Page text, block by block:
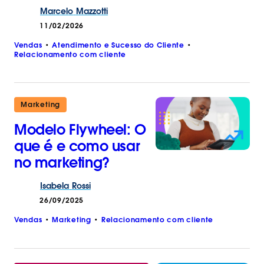
Marcelo Mazzotti
11/02/2026
Vendas
Atendimento e Sucesso do Cliente
Relacionamento com cliente
Marketing
Modelo Flywheel: O
que é e como usar
no marketing?
Isabela Rossi
26/09/2025
Vendas Marketing Relacionamento com cliente